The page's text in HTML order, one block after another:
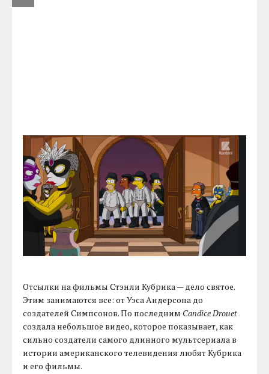
Отсылки на фильмы Стэнли Кубрика — дело святое.
Этим занимаются все: от Уэса Андерсона до
создателей Симпсонов. По последним Candice Drouet
создала небольшое видео, которое показывает, как
сильно создатели самого длинного мультсериала в
истории американского телевидения любят Кубрика
и его фильмы.